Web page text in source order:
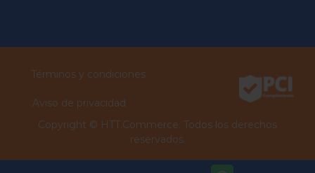
Términos y condiciones
Aviso de privacidad
Copyright © HTT.Commerce. Todos los derechos
reservados.